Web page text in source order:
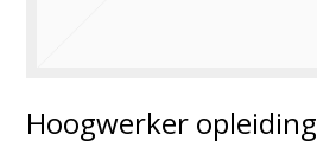
Hoogwerker opleiding